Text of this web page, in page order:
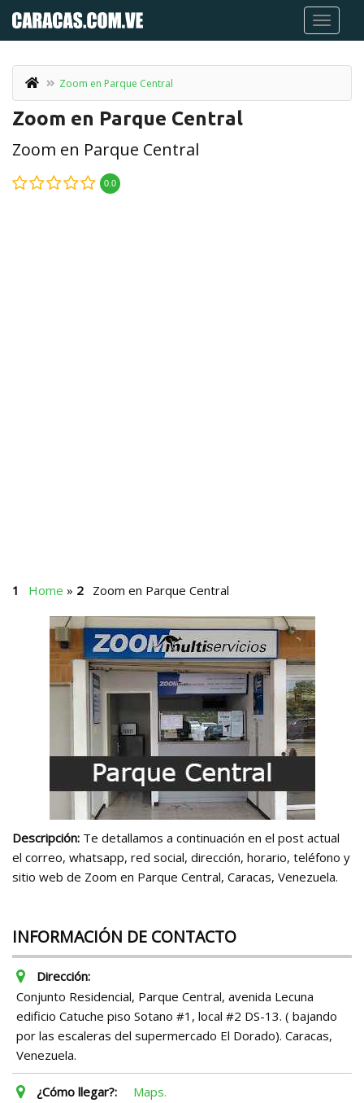
Zoom en Parque Central
Zoom en Parque Central
Zoom en Parque Central
0.0
Home » Zoom en Parque Central
Descripción: Te detallamos a continuación en el post actual
el correo, whatsapp, red social, dirección, horario, teléfono y
sitio web de Zoom en Parque Central, Caracas, Venezuela.
INFORMACIÓN DE CONTACTO
Dirección:
Conjunto Residencial, Parque Central, avenida Lecuna
edificio Catuche piso Sotano #1, local #2 DS-13. ( bajando
por las escaleras del supermercado El Dorado). Caracas,
Venezuela.
¿Cómo llegar?: Maps.